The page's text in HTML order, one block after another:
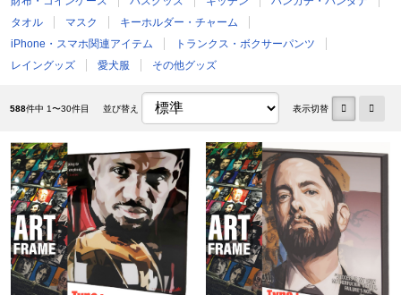
タオル
マスク
キーホルダー・チャーム
iPhone・スマホ関連アイテム
トランクス・ボクサーパンツ
レイングッズ
愛犬服 その他グッズ
588件中 1〜30件目 並び替え 表示切替